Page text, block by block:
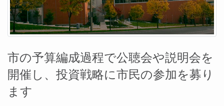
市の予算編成過程で公聴会や説明会を
開催し、投資戦略に市民の参加を募り
ます